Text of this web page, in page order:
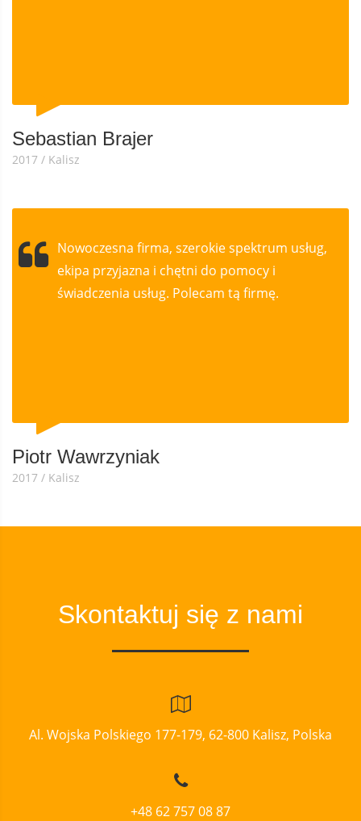
Sebastian Brajer
2017 / Kalisz
Nowoczesna firma, szerokie spektrum usług,
ekipa przyjazna i chętni do pomocy i
świadczenia usług. Polecam tą firmę.
Piotr Wawrzyniak
2017 / Kalisz
Skontaktuj się z nami
Al. Wojska Polskiego 177-179, 62-800 Kalisz, Polska
+48 62 757 08 87